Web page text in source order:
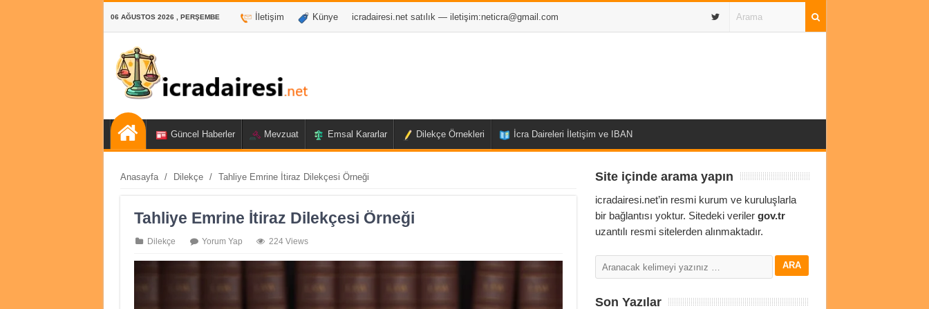
06 AĞUSTOS 2026 , PERŞEMBE İletişim Künye icradairesi.net satılık — iletişim:neticra@gmail.com
Güncel Haberler Mevzuat Emsal Kararlar Dilekçe Örnekleri İcra Daireleri İletişim ve IBAN
Anasayfa / Dilekçe / Tahliye Emrine İtiraz Dilekçesi Örneği
Tahliye Emrine İtiraz Dilekçesi Örneği
Dilekçe Yorum Yap 224 Views
Site içinde arama yapın
icradairesi.net’in resmi kurum ve kuruluşlarla
bir bağlantısı yoktur. Sitedeki veriler gov.tr
uzantılı resmi sitelerden alınmaktadır.
Son Yazılar